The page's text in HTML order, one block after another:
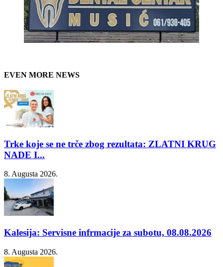
EVEN MORE NEWS
Trke koje se ne trče zbog rezultata: ZLATNI KRUG
NADE I...
8. Augusta 2026.
Kalesija: Servisne infrmacije za subotu, 08.08.2026
8. Augusta 2026.